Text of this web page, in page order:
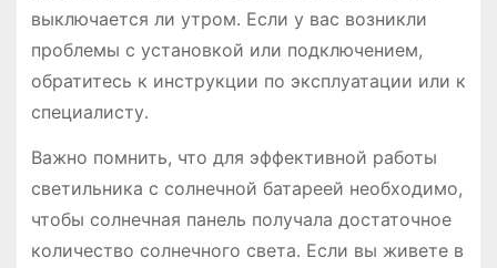
выключается ли утром․ Если у вас возникли
проблемы с установкой или подключением,
обратитесь к инструкции по эксплуатации или к
специалисту․
Важно помнить, что для эффективной работы
светильника с солнечной батареей необходимо,
чтобы солнечная панель получала достаточное
количество солнечного света․ Если вы живете в